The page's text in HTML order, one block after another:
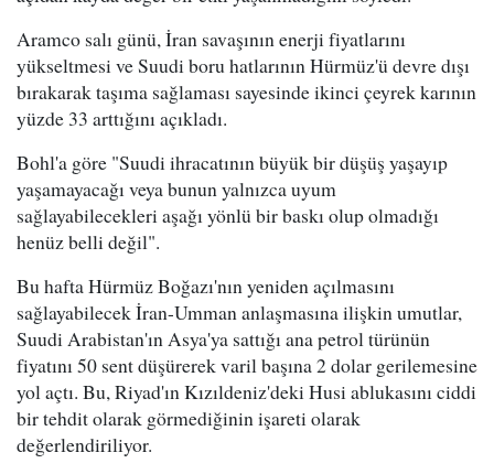
Aramco salı günü, İran savaşının enerji fiyatlarını
yükseltmesi ve Suudi boru hatlarının Hürmüz'ü devre dışı
bırakarak taşıma sağlaması sayesinde ikinci çeyrek karının
yüzde 33 arttığını açıkladı.
Bohl'a göre "Suudi ihracatının büyük bir düşüş yaşayıp
yaşamayacağı veya bunun yalnızca uyum
sağlayabilecekleri aşağı yönlü bir baskı olup olmadığı
henüz belli değil".
Bu hafta Hürmüz Boğazı'nın yeniden açılmasını
sağlayabilecek İran-Umman anlaşmasına ilişkin umutlar,
Suudi Arabistan'ın Asya'ya sattığı ana petrol türünün
fiyatını 50 sent düşürerek varil başına 2 dolar gerilemesine
yol açtı. Bu, Riyad'ın Kızıldeniz'deki Husi ablukasını ciddi
bir tehdit olarak görmediğinin işareti olarak
değerlendiriliyor.